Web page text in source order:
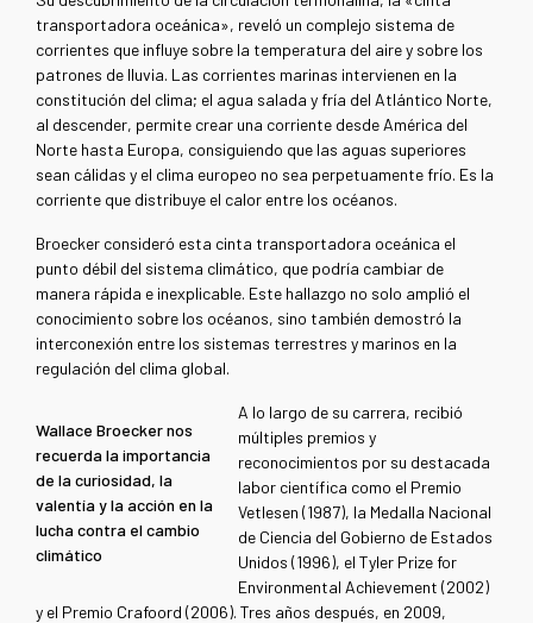
transportadora oceánica», reveló un complejo sistema de
corrientes que influye sobre la temperatura del aire y sobre los
patrones de lluvia. Las corrientes marinas intervienen en la
constitución del clima; el agua salada y fría del Atlántico Norte,
al descender, permite crear una corriente desde América del
Norte hasta Europa, consiguiendo que las aguas superiores
sean cálidas y el clima europeo no sea perpetuamente frío. Es la
corriente que distribuye el calor entre los océanos.
Broecker consideró esta cinta transportadora oceánica el
punto débil del sistema climático, que podría cambiar de
manera rápida e inexplicable. Este hallazgo no solo amplió el
conocimiento sobre los océanos, sino también demostró la
interconexión entre los sistemas terrestres y marinos en la
regulación del clima global.
Wallace Broecker nos
recuerda la importancia
de la curiosidad, la
valentía y la acción en la
lucha contra el cambio
climático
A lo largo de su carrera, recibió
múltiples premios y
reconocimientos por su destacada
labor científica como el Premio
Vetlesen (1987), la Medalla Nacional
de Ciencia del Gobierno de Estados
Unidos (1996), el Tyler Prize for
Environmental Achievement (2002)
y el Premio Crafoord (2006). Tres años después, en 2009,